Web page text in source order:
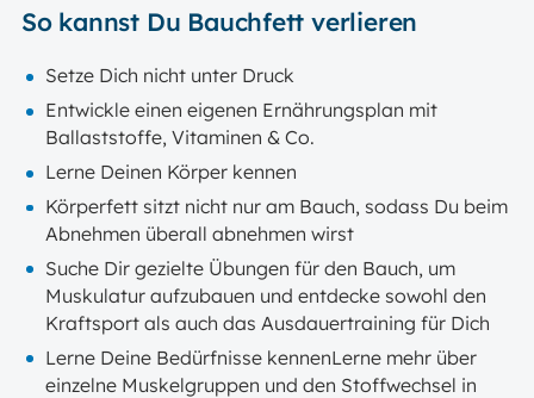
So kannst Du Bauchfett verlieren
Setze Dich nicht unter Druck
Entwickle einen eigenen Ernährungsplan mit
Ballaststoffe, Vitaminen & Co.
Lerne Deinen Körper kennen
Körperfett sitzt nicht nur am Bauch, sodass Du beim
Abnehmen überall abnehmen wirst
Suche Dir gezielte Übungen für den Bauch, um
Muskulatur aufzubauen und entdecke sowohl den
Kraftsport als auch das Ausdauertraining für Dich
Lerne Deine Bedürfnisse kennenLerne mehr über
einzelne Muskelgruppen und den Stoffwechsel in